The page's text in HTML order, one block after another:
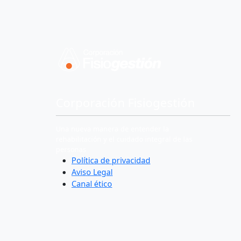
Política de privacidad
Aviso Legal
Canal ético